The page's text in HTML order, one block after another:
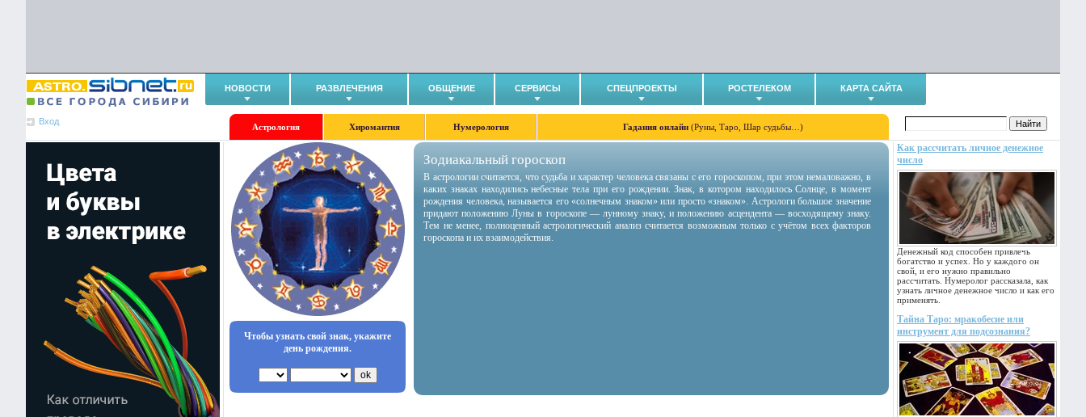
НОВОСТИ РАЗВЛЕЧЕНИЯ ОБЩЕНИЕ СЕРВИСЫ СПЕЦПРОЕКТЫ РОСТЕЛЕКОМ КАРТА САЙТА
Вход
Астрология Хиромантия Нумерология Гадания онлайн (Руны, Таро, Шар судьбы…)
Как рассчитать личное денежное
число
Денежный код способен привлечь
богатство и успех. Но у каждого он
свой, и его нужно правильно
рассчитать. Нумеролог рассказала, как
узнать личное денежное число и как его
применять.
Тайна Таро: мракобесие или
инструмент для подсознания?
Чтобы узнать свой знак, укажите
день рождения.
Зодиакальный гороскоп
В астрологии считается, что судьба и характер человека связаны с его гороскопом, при этом немаловажно, в
каких знаках находились небесные тела при его рождении. Знак, в котором находилось Солнце, в момент
рождения человека, называется его «солнечным знаком» или просто «знаком». Астрологи большое значение
придают положению Луны в гороскопе — лунному знаку, и положению асцендента — восходящему знаку.
Тем не менее, полноценный астрологический анализ считается возможным только с учётом всех факторов
гороскопа и их взаимодействия.